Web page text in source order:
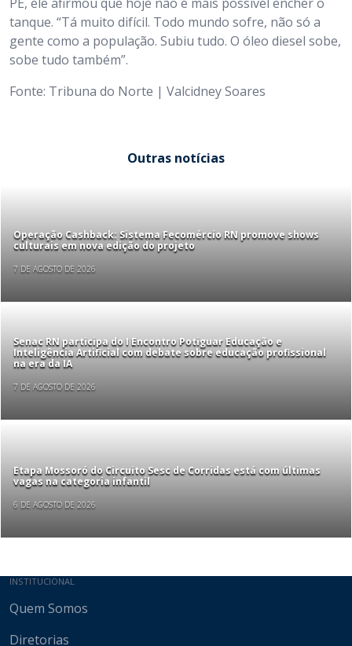
tanque. “Tá muito difícil. Todo mundo sofre, não só a
gente como a população. Subiu tudo. O óleo diesel sobe,
sobe tudo também”.
Fonte: Tribuna do Norte | Valcidney Soares
Outras notícias
Operação Cashback: Sistema Fecomércio RN promove shows
culturais em nova edição do projeto
7 DE AGOSTO DE 2026
Senac RN participa do I Encontro Potiguar Educação e
Inteligência Artificial com debate sobre educação profissional
na era da IA
7 DE AGOSTO DE 2026
Etapa Mossoró do Circuito Sesc de Corridas está com últimas
vagas na categoria infantil
6 DE AGOSTO DE 2026
Mapa do site
INSTITUCIONAL
Quem Somos
Diretorias